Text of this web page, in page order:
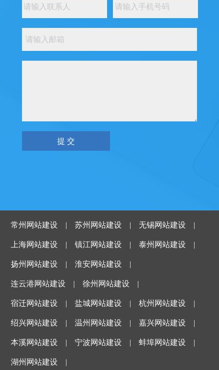
常州网站建设 |苏州网站建设 |无锡网站建设 |
上海网站建设 |镇江网站建设 |泰州网站建设 |
扬州网站建设 |淮安网站建设 |
连云港网站建设 |徐州网站建设 |
宿迁网站建设 |盐城网站建设 |杭州网站建设 |
绍兴网站建设 |温州网站建设 |嘉兴网站建设 |
本溪网站建设 |宁波网站建设 |蚌埠网站建设 |
湖州网站建设 |